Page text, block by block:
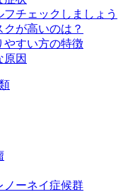
チェックしましょう
が高いのは？
やすい方の特徴
原因
ノーネイ症候群